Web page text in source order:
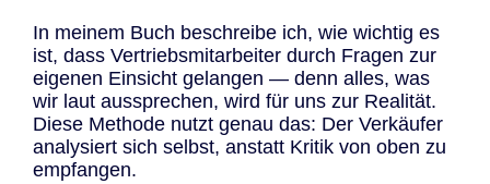
In meinem Buch beschreibe ich, wie wichtig es
ist, dass Vertriebsmitarbeiter durch Fragen zur
eigenen Einsicht gelangen — denn alles, was
wir laut aussprechen, wird für uns zur Realität.
Diese Methode nutzt genau das: Der Verkäufer
analysiert sich selbst, anstatt Kritik von oben zu
empfangen.